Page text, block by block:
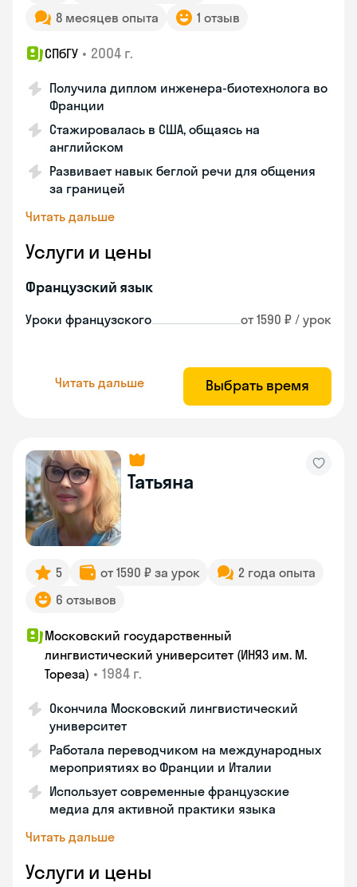
8 месяцев опыта
1 отзыв
СПбГУ • 2004 г.
Получила диплом инженера-биотехнолога во
Франции
Стажировалась в США, общаясь на
английском
Развивает навык беглой речи для общения
за границей
Читать дальше
Услуги и цены
Французский язык
Уроки французского от 1590 ₽ / урок
Читать дальше Выбрать время
Татьяна
5 от 1590 ₽ за урок
2 года опыта
6 отзывов
Московский государственный
лингвистический университет (ИНЯЗ им. М.
Тореза) • 1984 г.
Окончила Московский лингвистический
университет
Работала переводчиком на международных
мероприятиях во Франции и Италии
Использует современные французские
медиа для активной практики языка
Читать дальше
Услуги и цены